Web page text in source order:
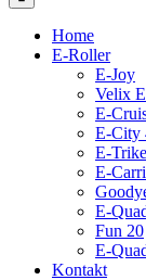
Home
E-Roller
E-Joy
Velix
E-
E-City
E-Trike
E-
E-
Fun 20
E-
Kontakt